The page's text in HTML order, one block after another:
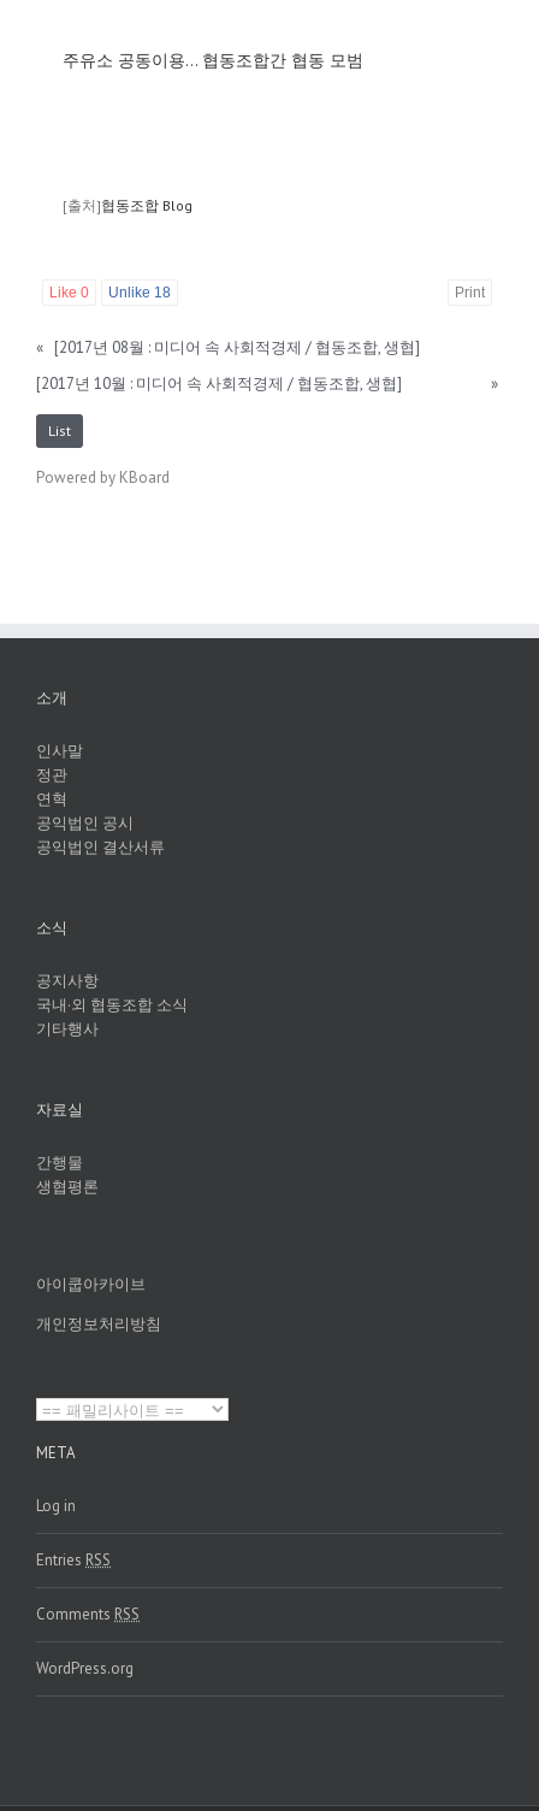
주유소 공동이용… 협동조합간 협동 모범
[출처]협동조합 Blog
Like 0 Unlike 18 Print
« [2017년 08월 : 미디어 속 사회적경제 / 협동조합, 생협]
[2017년 10월 : 미디어 속 사회적경제 / 협동조합, 생협]
»
List
Powered by KBoard
소개
인사말
정관
연혁
공익법인 공시
공익법인 결산서류
소식
공지사항
국내·외 협동조합 소식
기타행사
자료실
간행물
생협평론
아이쿱아카이브
개인정보처리방침
META
Log in
Entries RSS
Comments RSS
WordPress.org